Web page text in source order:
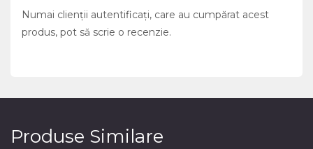
Numai clienții autentificați, care au cumpărat acest
produs, pot să scrie o recenzie.
Produse Similare